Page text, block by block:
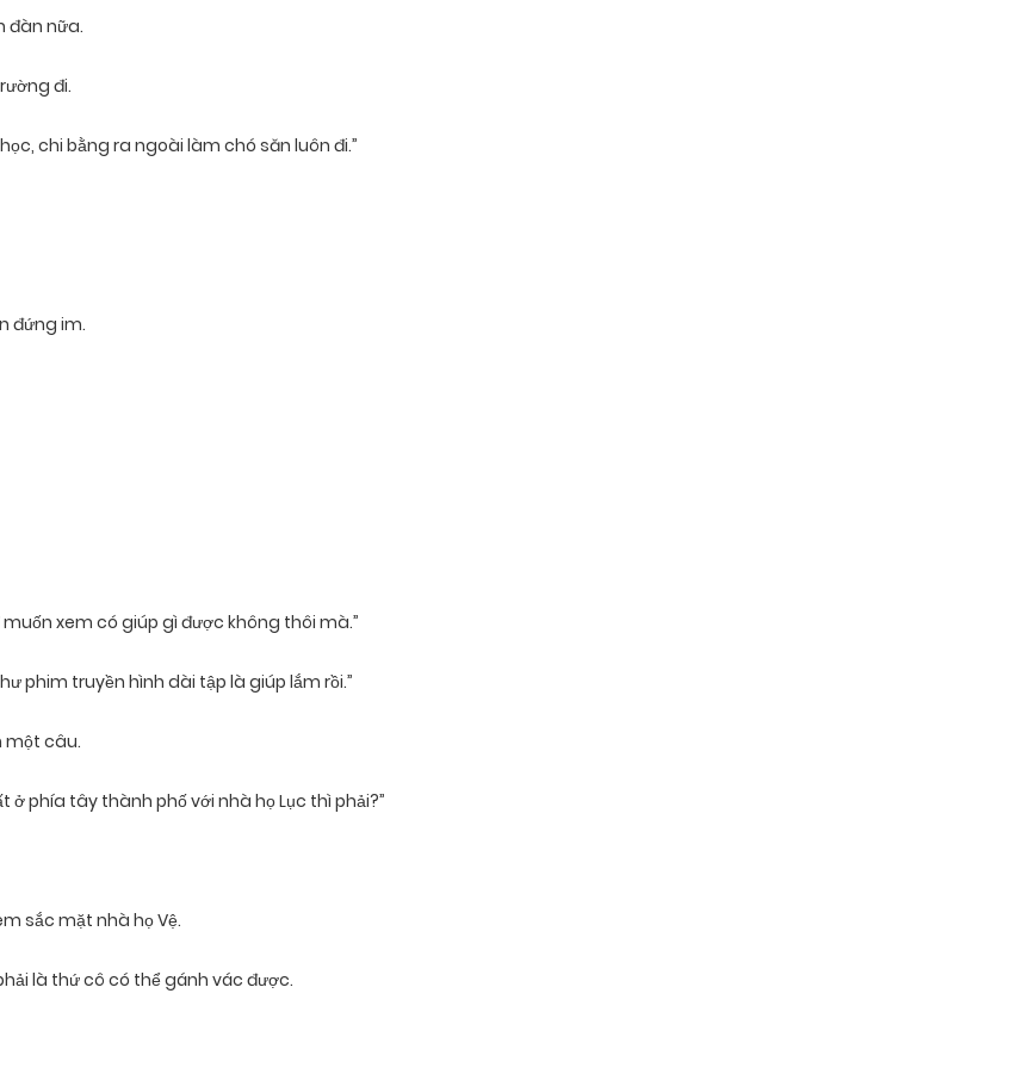
đàn nữa.
đi.
chi bằng ra ngoài làm chó săn luôn đi.”
đứng im.
muốn xem có giúp gì được không thôi mà.”
phim truyền hình dài tập là giúp lắm rồi.”
một câu.
phía tây thành phố với nhà họ Lục thì phải?”
sắc mặt nhà họ Vệ.
là thứ cô có thể gánh vác được.